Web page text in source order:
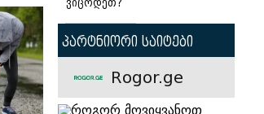
ვიცოდეთ?
პარტნიორი საიტები
Rogor.ge